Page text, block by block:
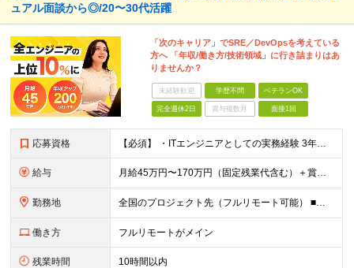
ュアル面談から◎/20〜30代活躍
「次のキャリア」でSRE／DevOpsを考えている
方へ 「年収/働き方/技術領域」に行き詰まりはあ
りませんか？
未経験歓迎 学歴不問 ベテランOK
完全週休2日 賞与複数月 面接1回
応募資格 【必須】 ・ITエンジニアとしての実務経験 3年以上 （インフラエンジニア／サーバーエンジニア／ネットワークエンジニア／クラウドエンジニア／社内SE／バックエンドエンジニア等、領域不問） ・AWS／G
給与 月給45万円〜170万円（固定残業代含む）＋賞与＋インセンティブ 想定年収：620万円〜2,000万円 ◎入社した全員が年収UP（平均170万円UP） ※経験・能力などを考慮の上、決定します。 ※月
勤務地 全国のプロジェクト先（フルリモート可能） ■プロジェクトは100%完全選択制 ■帰社日なし（社内業務は一切ありません） 【拠点】 ◆本社／東京都新宿区西新宿2丁目6番1号 新宿住友ビル28階 ◆大阪
働き方 フルリモートがメイン
残業時間 10時間以内